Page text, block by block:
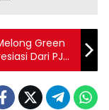
Green
Dari PJ